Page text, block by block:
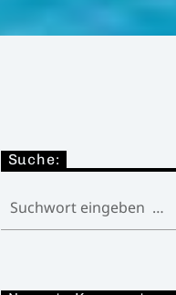
Suche: